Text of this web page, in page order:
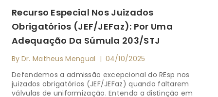
Recurso Especial Nos Juizados
Obrigatórios (JEF/JEFaz): Por Uma
Adequação Da Súmula 203/STJ
By Dr. Matheus Mengual
04/10/2025
Defendemos a admissão excepcional do REsp nos
juizados obrigatórios (JEF/JEFaz) quando faltarem
válvulas de uniformização. Entenda a distinção em